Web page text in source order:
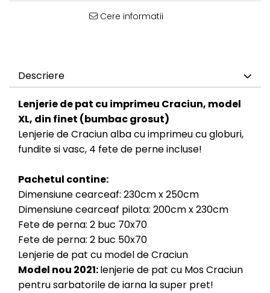
Cere informatii
Descriere
Lenjerie de pat cu imprimeu Craciun, model
XL, din finet (bumbac grosut)
Lenjerie de Craciun alba cu imprimeu cu globuri,
fundite si vasc, 4 fete de perne incluse!
Pachetul contine:
Dimensiune cearceaf: 230cm x 250cm
Dimensiune cearceaf pilota: 200cm x 230cm
Fete de perna: 2 buc 70x70
Fete de perna: 2 buc 50x70
Lenjerie de pat cu model de Craciun
Model nou 2021:lenjerie de pat cu Mos Craciun
pentru sarbatorile de iarna la super pret!